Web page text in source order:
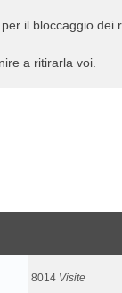
il bloccaggio dei
a ritirarla voi.
8014 Visite